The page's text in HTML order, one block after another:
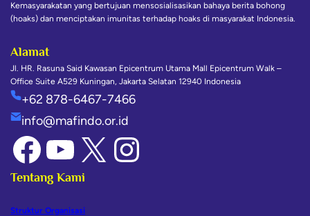
Kemasyarakatan yang bertujuan mensosialisasikan bahaya berita bohong
(hoaks) dan menciptakan imunitas terhadap hoaks di masyarakat Indonesia.
Alamat
Jl. HR. Rasuna Said Kawasan Epicentrum Utama Mall Epicentrum Walk –
Office Suite A529 Kuningan, Jakarta Selatan 12940 Indonesia
+62 878-6467-7466
info@mafindo.or.id
Tentang Kami
Struktur Organisasi